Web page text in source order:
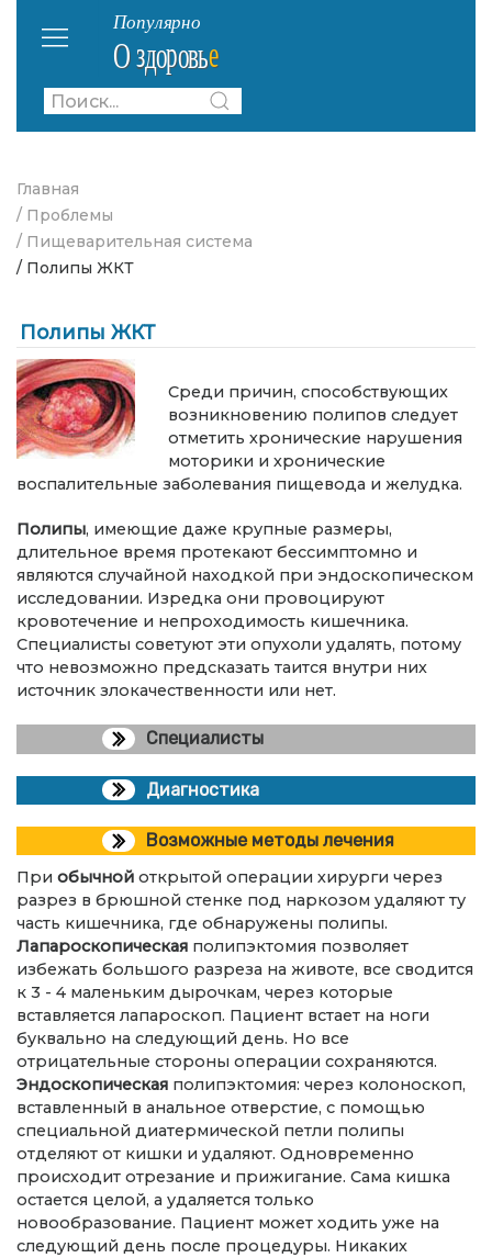
Главная
/ Проблемы
/ Пищеварительная система
/ Полипы ЖКТ
Полипы ЖКТ
Среди причин, способствующих
возникновению полипов следует
отметить хронические нарушения
моторики и хронические
воспалительные заболевания пищевода и желудка.
Полипы, имеющие даже крупные размеры,
длительное время протекают бессимптомно и
являются случайной находкой при эндоскопическом
исследовании. Изредка они провоцируют
кровотечение и непроходимость кишечника.
Специалисты советуют эти опухоли удалять, потому
что невозможно предсказать таится внутри них
источник злокачественности или нет.
Специалисты
Диагностика
Возможные методы лечения
При обычной открытой операции хирурги через
разрез в брюшной стенке под наркозом удаляют ту
часть кишечника, где обнаружены полипы.
Лапароскопическая полипэктомия позволяет
избежать большого разреза на животе, все сводится
к 3 - 4 маленьким дырочкам, через которые
вставляется лапароскоп. Пациент встает на ноги
буквально на следующий день. Но все
отрицательные стороны операции сохраняются.
Эндоскопическая полипэктомия: через колоноскоп,
вставленный в анальное отверстие, с помощью
специальной диатермической петли полипы
отделяют от кишки и удаляют. Одновременно
происходит отрезание и прижигание. Сама кишка
остается целой, а удаляется только
новообразование. Пациент может ходить уже на
следующий день после процедуры. Никаких